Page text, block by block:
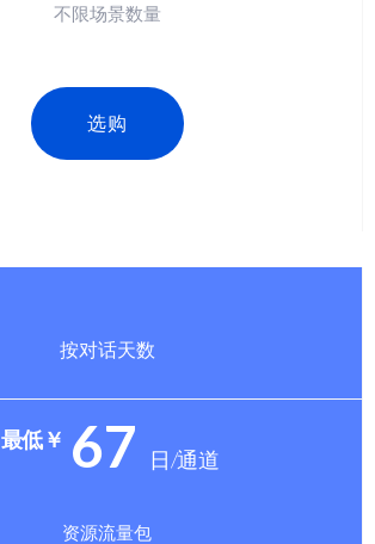
不限场景数量
选购
按对话天数
最低￥ 67 日/通道
资源流量包